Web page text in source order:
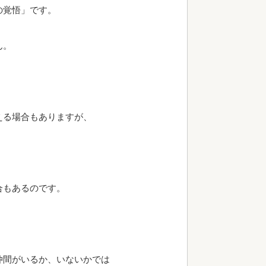
悟」です。
場合もありますが、
あるのです。
がいるか、いないかでは